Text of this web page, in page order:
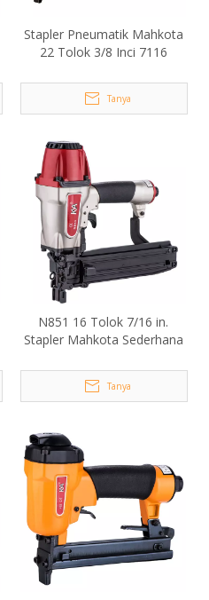
Stapler Pneumatik Mahkota
22 Tolok 3/8 Inci 7116
Tanya
N851 16 Tolok 7/16 in.
Stapler Mahkota Sederhana
Tanya